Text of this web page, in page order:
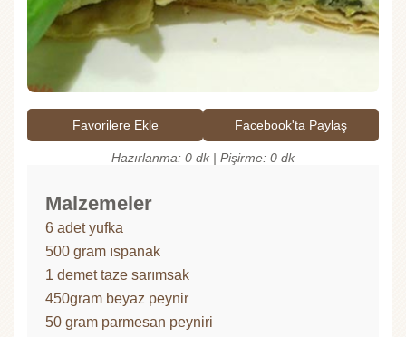
Favorilere Ekle Facebook'ta Paylaş
Hazırlanma: 0 dk | Pişirme: 0 dk
Malzemeler
6 adet yufka
500 gram ıspanak
1 demet taze sarımsak
450gram beyaz peynir
50 gram parmesan peyniri